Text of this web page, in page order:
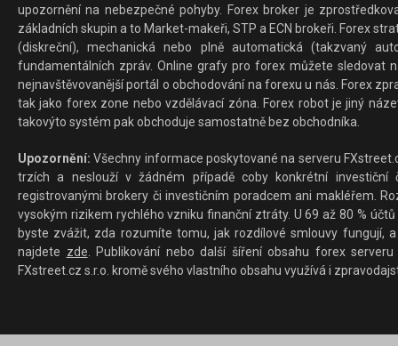
upozornění na nebezpečné pohyby. Forex broker je
základních skupin a to Market-makeři, STP a ECN brokeři. Forex
(diskreční), mechanická nebo plně automatická (takzvaný
fundamentálních zpráv. Online grafy pro forex můžete sledovat
nejnavštěvovanější portál o obchodování na forexu u nás. Forex
tak jako forex zone nebo vzdělávací zóna. Forex robot je jiný
takovýto systém pak obchoduje samostatně bez obchodníka.
Upozornění: Všechny informace poskytované na serveru
trzích a neslouží v žádném případě coby konkrétní investiční
registrovanými brokery či investičním poradcem ani makléřem.
vysokým rizikem rychlého vzniku finanční ztráty. U 69 až 80 %
byste zvážit, zda rozumíte tomu, jak rozdílové smlouvy fungují,
najdete zde. Publikování nebo další šíření obsahu forex
FXstreet.cz s.r.o. kromě svého vlastního obsahu využívá i